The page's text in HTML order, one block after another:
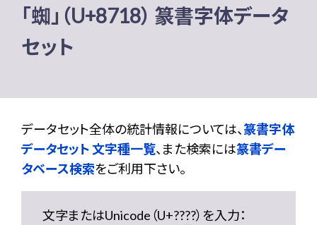
「蜘」（U+8718） 篆書字体データ
セット
データセット全体の統計情報については、篆書字体
データセット 文字種一覧、また検索には篆書デー
タベース検索をご利用下さい。
文字またはUnicode（U+????）を入力：